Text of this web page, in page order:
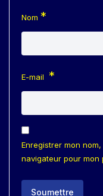
Nom *
E-mail *
Enregistrer mon
navigateur pour mon